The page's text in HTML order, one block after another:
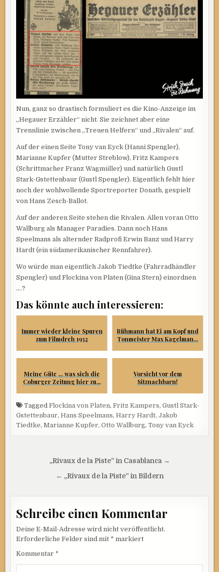
Nun, ganz so drastisch formuliert es die Kino-Anzeige im
„Hegauer Erzähler“ nicht. Sie zeichnet aber eine
Trennlinie zwischen „Treuen Helfern“ und „Rivalen“ auf.
Auf der einen Seite Tony van Eyck (Hanni Spengler),
Marianne Kupfer (Mutter Streblow), Fritz Kampers
(Schrittmacher Franz Wagmüller) und natürlich Gustl
Stark-Gstettenbaur (Gustl Spengler). Eigentlich fehlt hier
noch der wohlwollende Sportreporter Donath, gespielt
von Hans Zesch-Ballot.
Auf der anderen Seite stehen die Rivalen. Allen voran Otto
Wallburg als Manager Paradies. Dann noch Hans
Speelmans als alternder Radprofi Erwin Banz und Harry
Hardt (ein südamerikanischer Rennfahrer).
Wo würde man eigentlich Jakob Tiedtke (Fahrradhändler
Spengler) und Flockina von Platen (Gina Stern) einordnen
….?
Das könnte auch interessieren:
Immer wieder kleine Spuren
zum Filmdreh 1932
Rühmann hat Ei am Kopf und
Tonmeister Max Kagelman...
Meine Güte … was sich die
Coburger Zeitung hier zu...
Vorsicht vor dem
Sitznachbarn!
TaggedFlockina von Platen,Fritz Kampers,Gustl Stark-
Gstettenbaur,Hans Speelmans,Harry Hardt,Jakob
Tiedtke,Marianne Kupfer,Otto Wallburg,Tony van Eyck
Beitragsnavigation
„Rivaux de la Piste“ in Casablanca →
← „Rivaux de la Piste“ in Bildern
Schreibe einen Kommentar
Deine E-Mail-Adresse wird nicht veröffentlicht.
Erforderliche Felder sind mit * markiert
Kommentar *